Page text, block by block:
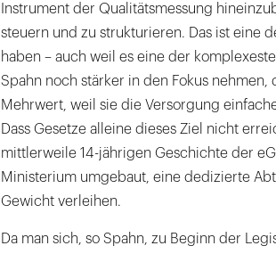
Instrument der Qualitätsmessung
steuern und zu strukturieren. Das ist eine
haben – auch weil es eine der
Spahn noch stärker in den Fokus
Mehrwert, weil sie die Versorgung
Dass Gesetze alleine dieses Ziel nicht
mittlerweile 14-jährigen Geschichte der
Ministerium umgebaut, eine dedizierte
Gewicht verleihen.
Da man sich, so Spahn, zu Beginn der